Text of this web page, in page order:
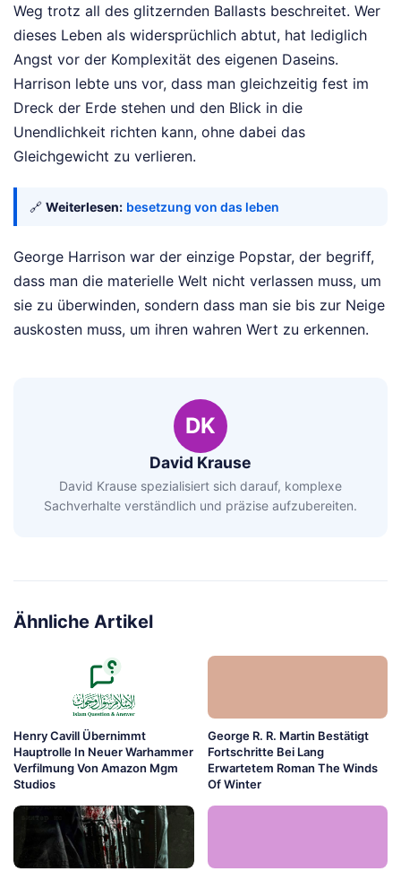
Weg trotz all des glitzernden Ballasts beschreitet. Wer
dieses Leben als widersprüchlich abtut, hat lediglich
Angst vor der Komplexität des eigenen Daseins.
Harrison lebte uns vor, dass man gleichzeitig fest im
Dreck der Erde stehen und den Blick in die
Unendlichkeit richten kann, ohne dabei das
Gleichgewicht zu verlieren.
🔗 Weiterlesen: besetzung von das leben
George Harrison war der einzige Popstar, der begriff,
dass man die materielle Welt nicht verlassen muss, um
sie zu überwinden, sondern dass man sie bis zur Neige
auskosten muss, um ihren wahren Wert zu erkennen.
DK
David Krause
David Krause spezialisiert sich darauf, komplexe
Sachverhalte verständlich und präzise aufzubereiten.
Ähnliche Artikel
Henry Cavill Übernimmt
Hauptrolle In Neuer Warhammer
Verfilmung Von Amazon Mgm
Studios
George R. R. Martin Bestätigt
Fortschritte Bei Lang
Erwartetem Roman The Winds
Of Winter